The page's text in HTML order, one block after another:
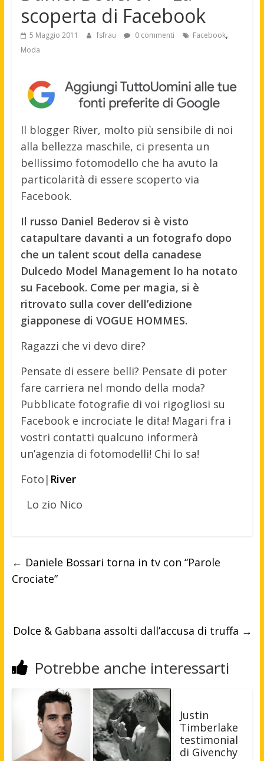
scoperta di Facebook
5 Maggio 2011 fsfrau 0 commenti Facebook,
Moda
Il blogger River, molto più sensibile di noi
alla bellezza maschile, ci presenta un
bellissimo fotomodello che ha avuto la
particolarità di essere scoperto via
Facebook.
Il russo Daniel Bederov si è visto
catapultare davanti a un fotografo dopo
che un talent scout della canadese
Dulcedo Model Management lo ha notato
su Facebook. Come per magia, si è
ritrovato sulla cover dell’edizione
giapponese di VOGUE HOMMES.
Ragazzi che vi devo dire?
Pensate di essere belli? Pensate di poter
fare carriera nel mondo della moda?
Pubblicate fotografie di voi rigogliosi su
Facebook e incrociate le dita! Magari fra i
vostri contatti qualcuno informerà
un’agenzia di fotomodelli! Chi lo sa!
Foto| River
Lo zio Nico
← Daniele Bossari torna in tv con “Parole
Crociate”
Dolce & Gabbana assolti dall’accusa di truffa →
Potrebbe anche interessarti
Justin
Timberlake
testimonial
di Givenchy